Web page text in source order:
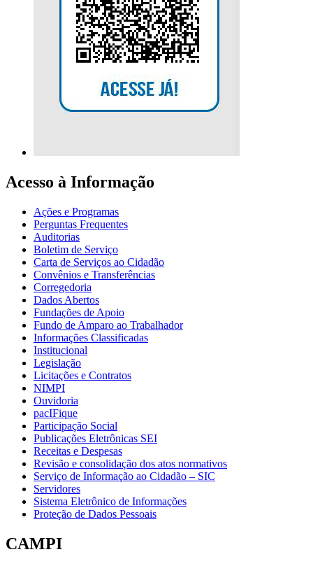
Acesso à Informação
Ações e Programas
Perguntas Frequentes
Auditorias
Boletim de Serviço
Carta de Serviços ao Cidadão
Convênios e Transferências
Corregedoria
Dados Abertos
Fundações de Apoio
Fundo de Amparo ao Trabalhador
Informações Classificadas
Institucional
Legislação
Licitações e Contratos
NIMPI
Ouvidoria
pacIFique
Participação Social
Publicações Eletrônicas SEI
Receitas e Despesas
Revisão e consolidação dos atos normativos
Serviço de Informação ao Cidadão – SIC
Servidores
Sistema Eletrônico de Informações
Proteção de Dados Pessoais
CAMPI